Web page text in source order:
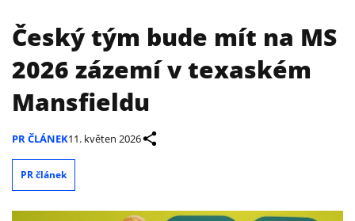
Český tým bude mít na MS
2026 zázemí v texaském
Mansfieldu
PR ČLÁNEK11. květen 2026
PR článek